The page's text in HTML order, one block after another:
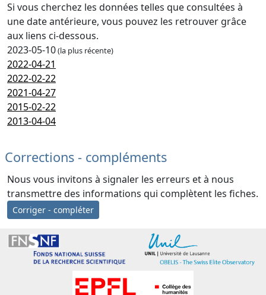
Si vous cherchez les données telles que consultées à
une date antérieure, vous pouvez les retrouver grâce
aux liens ci-dessous.
2023-05-10(la plus récente)
2022-04-21
2022-02-22
2021-04-27
2015-02-22
2013-04-04
Corrections - compléments
Nous vous invitons à signaler les erreurs et à nous
transmettre des informations qui complètent les fiches.
Corriger - compléter